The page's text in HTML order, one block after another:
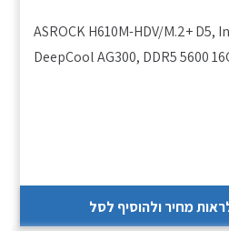
ASROCK H610M-HDV/M.2+ D5,
DeepCool AG300, DDR5 5600
מחיר ולהוסיף לסל